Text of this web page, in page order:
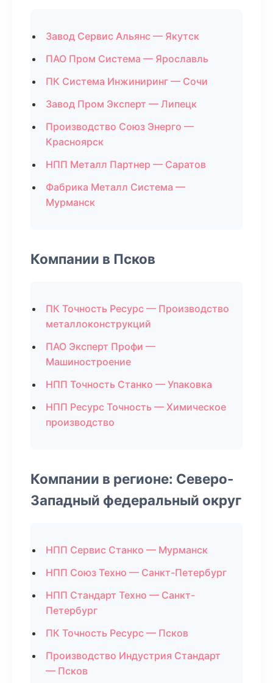
Завод Сервис Альянс — Якутск
ПАО Пром Система — Ярославль
ПК Система Инжиниринг — Сочи
Завод Пром Эксперт — Липецк
Производство Союз Энерго —
Красноярск
НПП Металл Партнер — Саратов
Фабрика Металл Система —
Мурманск
Компании в Псков
ПК Точность Ресурс — Производство
металлоконструкций
ПАО Эксперт Профи —
Машиностроение
НПП Точность Станко — Упаковка
НПП Ресурс Точность — Химическое
производство
Компании в регионе: Северо-
Западный федеральный округ
НПП Сервис Станко — Мурманск
НПП Союз Техно — Санкт-Петербург
НПП Стандарт Техно — Санкт-
Петербург
ПК Точность Ресурс — Псков
Производство Индустрия Стандарт
— Псков